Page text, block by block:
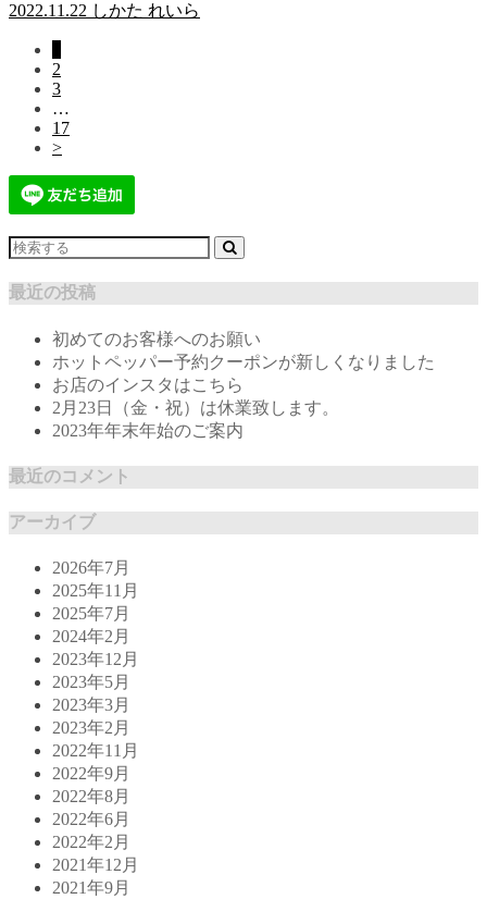
2022.11.22 しかた れいら
2
3
…
17
>
最近の投稿
初めてのお客様へのお願い
ホットペッパー予約クーポンが新しくなりました
お店のインスタはこちら
2月23日（金・祝）は休業致します。
2023年年末年始のご案内
最近のコメント
アーカイブ
2026年7月
2025年11月
2025年7月
2024年2月
2023年12月
2023年5月
2023年3月
2023年2月
2022年11月
2022年9月
2022年8月
2022年6月
2022年2月
2021年12月
2021年9月